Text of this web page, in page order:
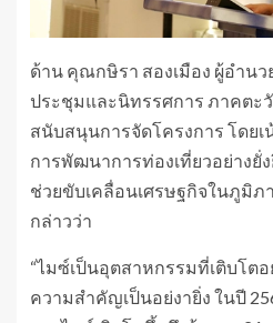
ด้าน คุณกษิรา สองเมือง ผู้อำน
ประชุมและนิทรรศการ ภาคตะ
สนับสนุนการจัดโครงการ โดย
การพัฒนาการท่องเที่ยวอย่างยั่
ช่วยขับเคลื่อนเศรษฐกิจในภูมิ
กล่าวว่า
“ไมซ์เป็นอุตสาหกรรมที่เติบโต
ความสำคัญเป็นอย่งายิ่ง ในปี